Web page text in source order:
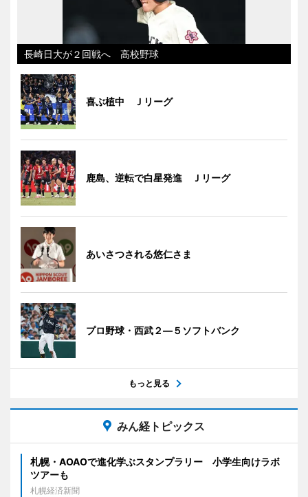
長崎日大が２回戦へ 高校野球
喜ぶ植中 Ｊリーグ
鹿島、逆転で白星発進 Ｊリーグ
あいさつされる悠仁さま
プロ野球・西武２―５ソフトバンク
もっと見る
みん経トピックス
札幌・AOAOで進化学ぶスタンプラリー 小学生向けラボ
ツアーも
札幌経済新聞